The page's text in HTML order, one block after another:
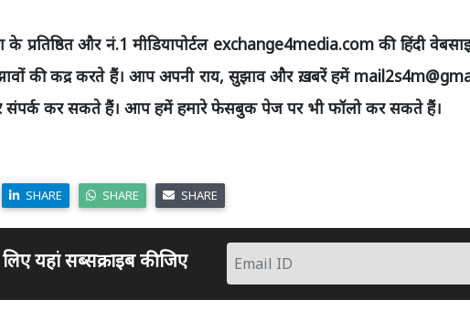
के प्रतिष्ठित और नं.1 मीडियापोर्टल exchange4media.com की हिंदी
की कद्र करते हैं। आप अपनी राय, सुझाव और ख़बरें हमेंmail2s4
संपर्क कर सकते हैं। आप हमें हमारे फेसबुक पेज पर भी फॉलो कर सकते हैं।
SHARE SHARE SHARE
यहां सब्सक्राइब कीजिए